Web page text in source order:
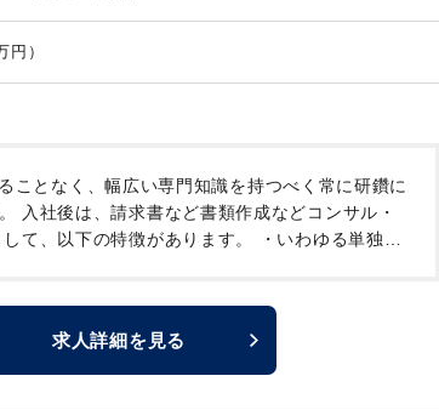
300万円 〜 500万円）
ことなく、幅広い専門知識を持つべく常に研鑽に
入社後は、請求書など書類作成などコンサル・
て、以下の特徴があります。
・いわゆる単独担
の幅広い税務経験が可能です。社員税理士も積極
です。・併設する株式会社で行うアドバイザリ
求人詳細を見る